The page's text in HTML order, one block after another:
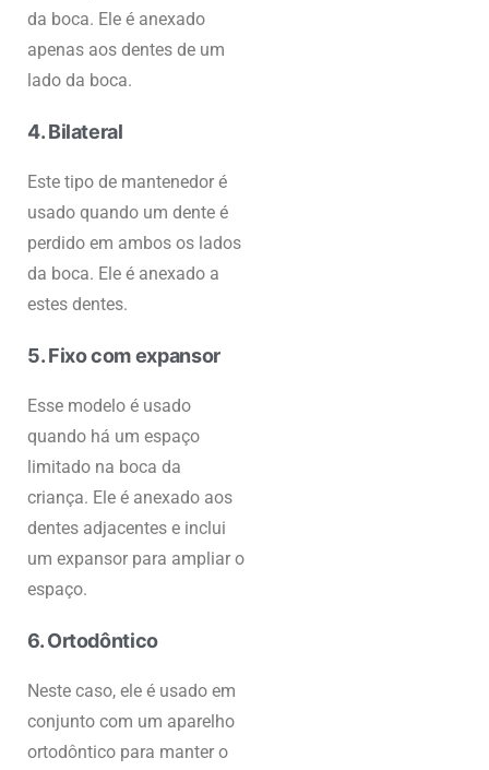
da boca. Ele é anexado
apenas aos dentes de um
lado da boca.
4. Bilateral
Este tipo de mantenedor é
usado quando um dente é
perdido em ambos os lados
da boca. Ele é anexado a
estes dentes.
5. Fixo com expansor
Esse modelo é usado
quando há um espaço
limitado na boca da
criança. Ele é anexado aos
dentes adjacentes e inclui
um expansor para ampliar o
espaço.
6. Ortodôntico
Neste caso, ele é usado em
conjunto com um aparelho
ortodôntico para manter o